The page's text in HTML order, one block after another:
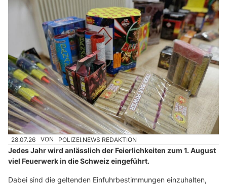
28.07.26 VON POLIZEI.NEWS REDAKTION
Jedes Jahr wird anlässlich der Feierlichkeiten zum 1. August
viel Feuerwerk in die Schweiz eingeführt.
Dabei sind die geltenden Einfuhrbestimmungen einzuhalten,